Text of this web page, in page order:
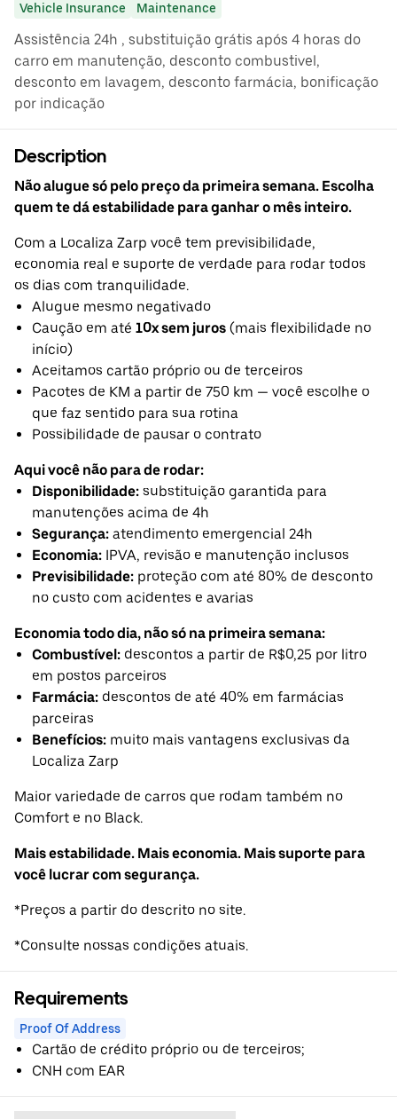
Vehicle Insurance Maintenance
Assistência 24h , substituição grátis após 4 horas do
carro em manutenção, desconto combustivel,
desconto em lavagem, desconto farmácia, bonificação
por indicação
Description
Não alugue só pelo preço da primeira semana. Escolha
quem te dá estabilidade para ganhar o mês inteiro.
Com a Localiza Zarp você tem previsibilidade,
economia real e suporte de verdade para rodar todos
os dias com tranquilidade.
Alugue mesmo negativado
Caução em até 10x sem juros (mais flexibilidade no
início)
Aceitamos cartão próprio ou de terceiros
Pacotes de KM a partir de 750 km — você escolhe o
que faz sentido para sua rotina
Possibilidade de pausar o contrato
Aqui você não para de rodar:
Disponibilidade: substituição garantida para
manutenções acima de 4h
Segurança: atendimento emergencial 24h
Economia: IPVA, revisão e manutenção inclusos
Previsibilidade: proteção com até 80% de desconto
no custo com acidentes e avarias
Economia todo dia, não só na primeira semana:
Combustível: descontos a partir de R$0,25 por litro
em postos parceiros
Farmácia: descontos de até 40% em farmácias
parceiras
Benefícios: muito mais vantagens exclusivas da
Localiza Zarp
Maior variedade de carros que rodam também no
Comfort e no Black.
Mais estabilidade. Mais economia. Mais suporte para
você lucrar com segurança.
*Preços a partir do descrito no site.
*Consulte nossas condições atuais.
Requirements
Proof Of Address
Cartão de crédito próprio ou de terceiros;
CNH com EAR